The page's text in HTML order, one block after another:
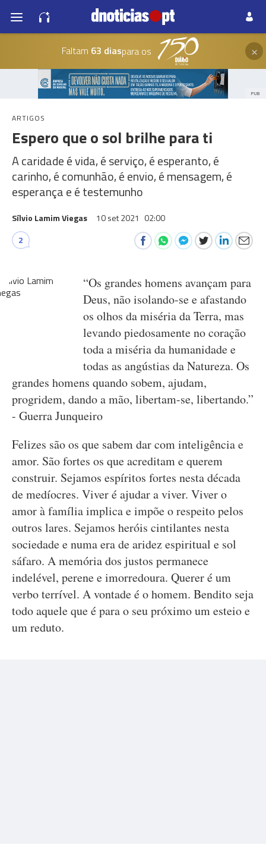
Faltam 63 diaspara os ×
PUB
ARTIGOS
Espero que o sol brilhe para ti
A caridade é vida, é serviço, é esperanto, é
carinho, é comunhão, é envio, é mensagem, é
esperança e é testemunho
Sílvio Lamim Viegas 10 set 2021 02:00
2
“Os grandes homens avançam para
Deus, não isolando-se e afastando
os olhos da miséria da Terra, mas
levando piedosamente no coração
toda a miséria da humanidade e
todas as angústias da Natureza. Os
grandes homens quando sobem, ajudam,
progridem, dando a mão, libertam-se, libertando.”
- Guerra Junqueiro
Felizes são os que sabem dar com inteligência e
amor. São fortes os que acreditam e querem
construir. Sejamos espíritos fortes nesta década
de medíocres. Viver é ajudar a viver. Viver o
amor à família implica e impõe o respeito pelos
outros lares. Sejamos heróis cintilantes nesta
sociedade e numa era de aridez espiritual e sol
sáfaro. A memória dos justos permanece
indelével, perene e imorredoura. Querer é um
verbo terrível. A vontade é o homem. Bendito seja
todo aquele que é para o seu próximo um esteio e
um reduto.